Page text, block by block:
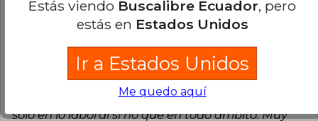
y ejercicios prácticos, te va acompañando en la
lectura (que termina siendo más parecido a tener
una sesión con ella!!). Me gustó cómo me lleva a
conectar conmigo misma, a identificarme en
distintos escenarios y a conectar con lo que sí
quiero, y así descubrir por donde brillo, al final no
solo en lo laboral si no que en todo ámbito. Muy
Estás viendo Buscalibre Ecuador, pero
estás en Estados Unidos
Ir a Estados Unidos
Me quedo aquí